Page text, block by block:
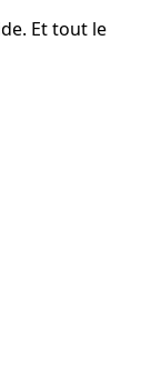
Et tout le